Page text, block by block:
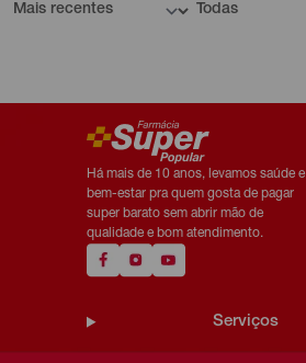
Há mais de 10 anos, levamos saúde e
bem-estar pra quem gosta de pagar
super barato sem abrir mão de
qualidade e bom atendimento.
Serviços